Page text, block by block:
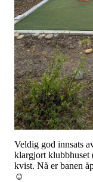
Veldig god innsats
klargjort klubbhuset
kvist. Nå er banen
☺️